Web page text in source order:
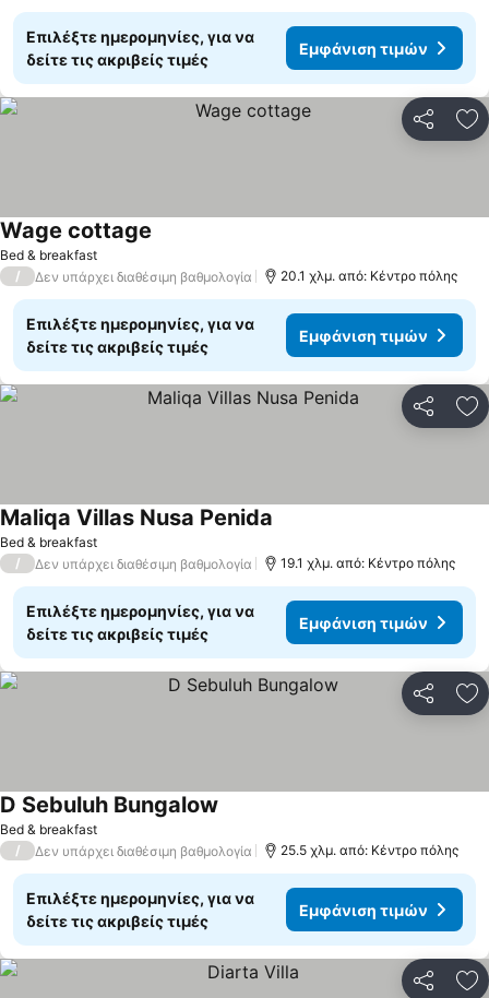
Επιλέξτε ημερομηνίες, για να
δείτε τις ακριβείς τιμές
Εμφάνιση τιμών
Bed & breakfast
Wage cottage
/ Δεν υπάρχει διαθέσιμη βαθμολογία 20.1 χλμ. από: Κέντρο πόλης
Επιλέξτε ημερομηνίες, για να
δείτε τις ακριβείς τιμές
Εμφάνιση τιμών
Bed & breakfast
Maliqa Villas Nusa Penida
/ Δεν υπάρχει διαθέσιμη βαθμολογία 19.1 χλμ. από: Κέντρο πόλης
Επιλέξτε ημερομηνίες, για να
δείτε τις ακριβείς τιμές
Εμφάνιση τιμών
Bed & breakfast
D Sebuluh Bungalow
/ Δεν υπάρχει διαθέσιμη βαθμολογία 25.5 χλμ. από: Κέντρο πόλης
Επιλέξτε ημερομηνίες, για να
δείτε τις ακριβείς τιμές
Εμφάνιση τιμών